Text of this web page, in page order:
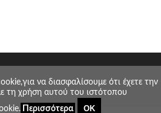
να διασφαλίσουμε ότι έχετε την
τη χρήση αυτού του ιστότοπου
Περισσότερα ΟΚ